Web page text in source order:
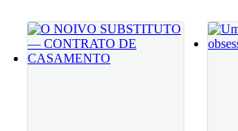
Era o jeito encarar aquela proposta nada